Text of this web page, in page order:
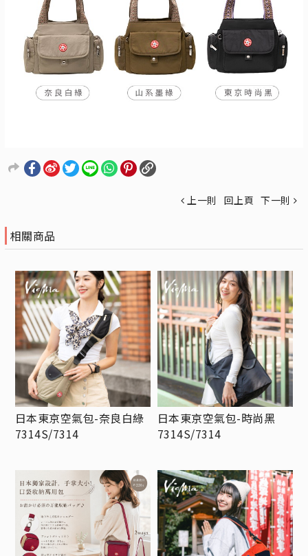
上一則 回上頁 下一則
相關商品
日本東京空氣包-奈良白綠
7314S/7314
日本東京空氣包-時尚黑
7314S/7314